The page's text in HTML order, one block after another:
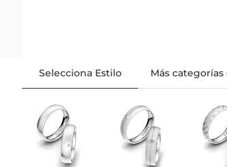
Selecciona Estilo Más